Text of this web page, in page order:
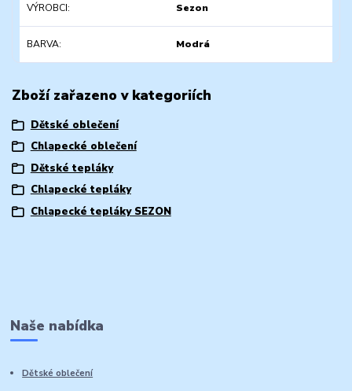
VÝROBCI Sezon
BARVA Modrá
Zboží zařazeno v kategoriích
Dětské oblečení
Chlapecké oblečení
Dětské tepláky
Chlapecké tepláky
Chlapecké tepláky SEZON
Naše nabídka
Dětské oblečení